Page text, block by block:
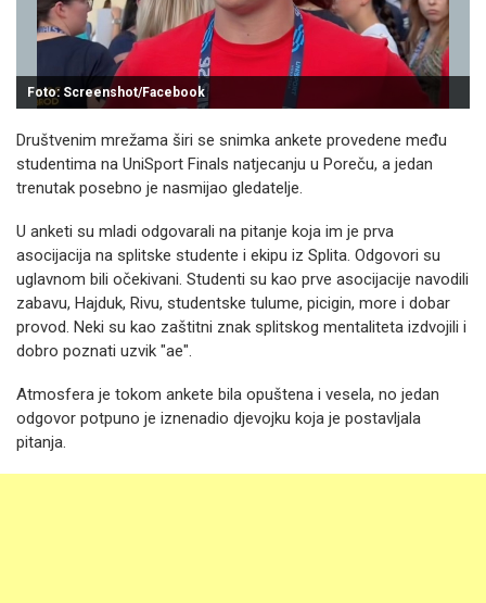
Foto: Screenshot/Facebook
Društvenim mrežama širi se snimka ankete provedene među
studentima na UniSport Finals natjecanju u Poreču, a jedan
trenutak posebno je nasmijao gledatelje.
U anketi su mladi odgovarali na pitanje koja im je prva
asocijacija na splitske studente i ekipu iz Splita. Odgovori su
uglavnom bili očekivani. Studenti su kao prve asocijacije navodili
zabavu, Hajduk, Rivu, studentske tulume, picigin, more i dobar
provod. Neki su kao zaštitni znak splitskog mentaliteta izdvojili i
dobro poznati uzvik "ae".
Atmosfera je tokom ankete bila opuštena i vesela, no jedan
odgovor potpuno je iznenadio djevojku koja je postavljala
pitanja.